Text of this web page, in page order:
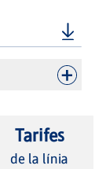
Tarifes
de la línia